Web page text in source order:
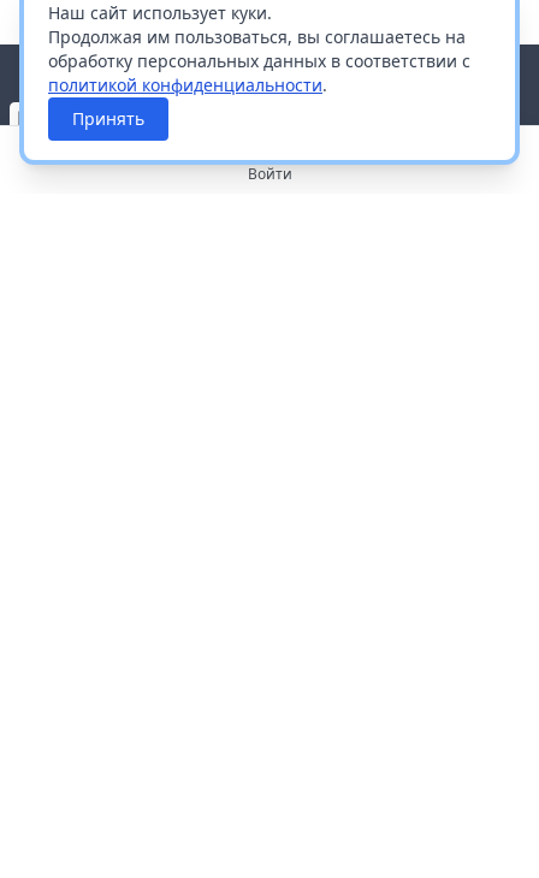
Наш сайт использует куки.
Продолжая им пользоваться, вы соглашаетесь на
обработку персональных данных в соответствии с
политикой конфиденциальности.
Принять
Войти